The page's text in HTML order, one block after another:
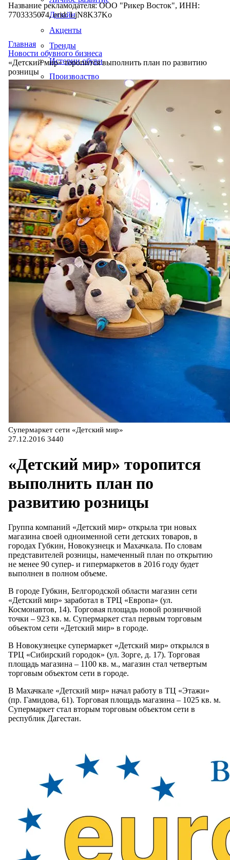
Дизайн
Акценты
Тренды
Истории обуви
Производство
Название рекламодателя: ООО "Рикер Восток", ИНН:
7703335074, erid: LjN8K37Ko
Главная
Новости обувного бизнеса
«Детский мир» торопится выполнить план по развитию
розницы
Супермаркет сети «Детский мир»
27.12.2016 3440
«Детский мир» торопится
выполнить план по
развитию розницы
Группа компаний «Детский мир» открыла три новых
магазина своей одноименной сети детских товаров, в
городах Губкин, Новокузнецк и Махачкала. По словам
представителей розницы, намеченный план по открытию
не менее 90 супер- и гипермаркетов в 2016 году будет
выполнен в полном объеме.
В городе Губкин, Белгородской области магазин сети
«Детский мир» заработал в ТРЦ «Европа» (ул.
Космонавтов, 14). Торговая площадь новой розничной
точки – 923 кв. м. Супермаркет стал первым торговым
объектом сети «Детский мир» в городе.
В Новокузнецке супермаркет «Детский мир» открылся в
ТРЦ «Сибирский городок» (ул. Зорге, д. 17). Торговая
площадь магазина – 1100 кв. м., магазин стал четвертым
торговым объектом сети в городе.
В Махачкале «Детский мир» начал работу в ТЦ «Этажи»
(пр. Гамидова, 61). Торговая площадь магазина – 1025 кв. м.
Супермаркет стал вторым торговым объектом сети в
республик Дагестан.